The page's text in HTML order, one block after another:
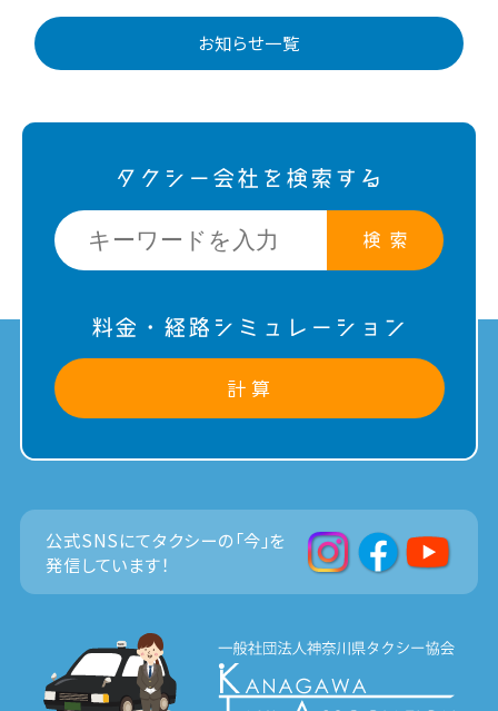
お知らせ一覧
タクシー会社を検索する
検 索
料金・経路シミュレーション
計 算
公式SNSにてタクシーの「今」を
発信しています！